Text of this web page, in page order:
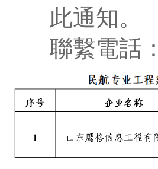
此通知。
聯繫電話：